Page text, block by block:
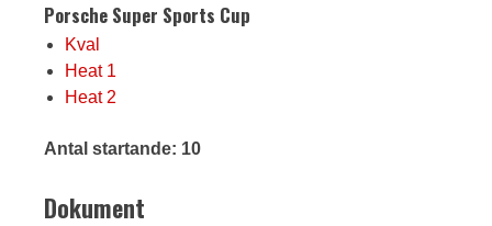
Porsche Super Sports Cup
Kval
Heat 1
Heat 2
Antal startande: 10
Dokument